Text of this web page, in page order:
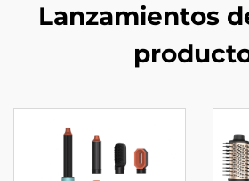
Lanzamientos